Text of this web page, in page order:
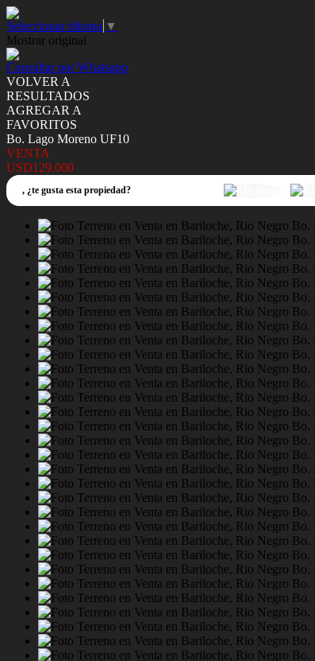
Seleccionar idioma ▼
Mostrar original
Consultar por Whatsapp
VOLVER A
RESULTADOS
AGREGAR A
FAVORITOS
Bo. Lago Moreno UF10
VENTA
USD129.000
, ¿te gusta esta propiedad?